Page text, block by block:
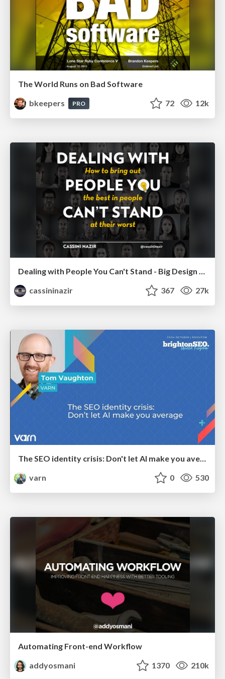
The World Runs on Bad Software
bkeepers
PRO 72 12k
Dealing with People You Can't Stand - Big Design 2015
cassininazir
367 27k
The SEO identity crisis: Don't let AI make you average
varn
0 530
Automating Front-end Workflow
addyosmani
1370 210k